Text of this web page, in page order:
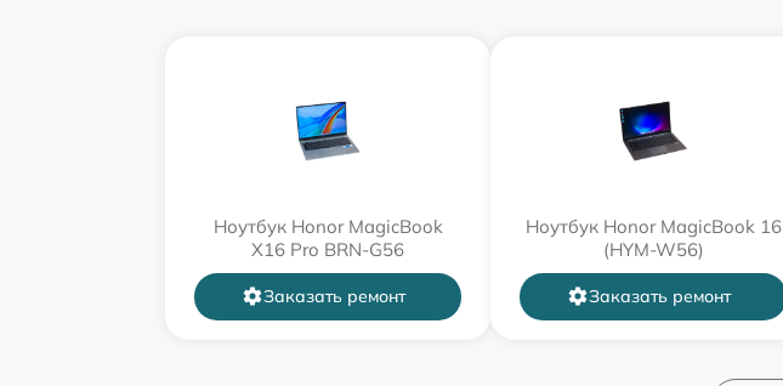
Ноутбук Honor MagicBook
X16 Pro BRN-G56
Заказать ремонт
Ноутбук Honor MagicBook 16
(HYM-W56)
Заказать ремонт